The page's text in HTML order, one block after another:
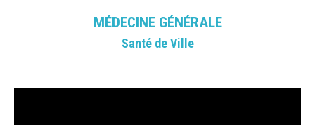
MÉDECINE GÉNÉRALE
Santé de Ville